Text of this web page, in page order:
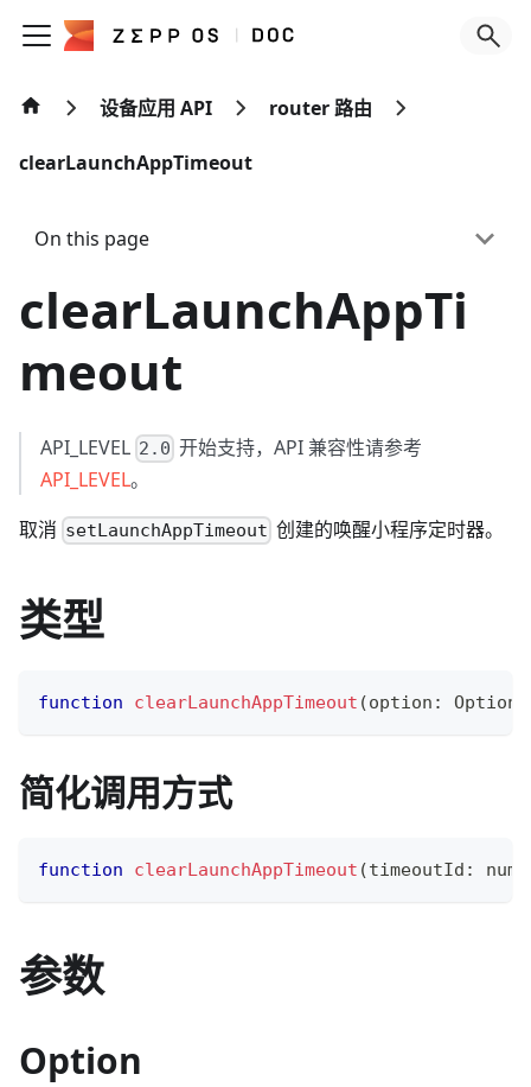
设备应用 API router 路由
clearLaunchAppTimeout
On this page
clearLaunchAppTi
meout
API_LEVEL 2.0 开始支持，API 兼容性请参考
API_LEVEL。
取消 setLaunchAppTimeout 创建的唤醒小程序定时器。
类型
function clearLaunchAppTimeout (option : Option
简化调用方式
function clearLaunchAppTimeout (timeoutId :
参数
Option